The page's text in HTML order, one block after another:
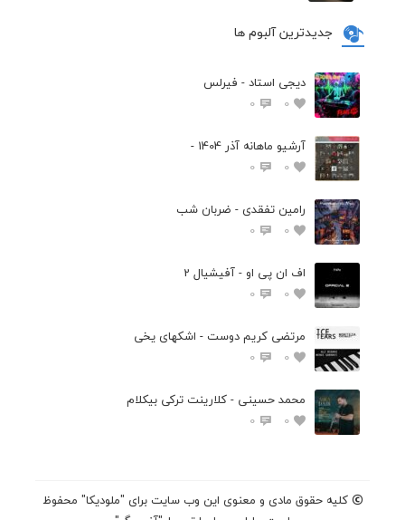
جدیدترین آلبوم ها
دیجی استاد - فیرلس
0
0
آرشیو ماهانه آذر 1404 -
0
0
رامین تفقدی - ضربان شب
0
0
اف ان پی او - آفیشیال 2
0
0
مرتضی کریم دوست - اشکهای یخی
0
0
محمد حسینی - کلارینت ترکی بیکلام
0
0
کلیه حقوق مادی و معنوی این وب سایت برای "ملودیکا" محفوظ